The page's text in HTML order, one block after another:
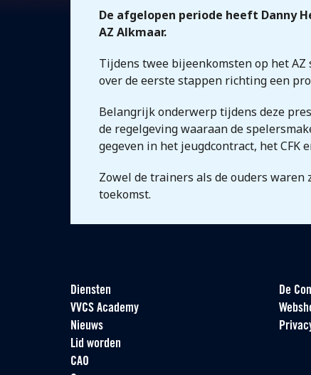
De afgelopen periode heeft Danny
AZ Alkmaar.
Tijdens twee bijeenkomsten op het AZ
over de eerste stappen richting een
Belangrijk onderwerp tijdens deze
de regelgeving waaraan de
gegeven in het jeugdcontract, het CFK
Zowel de trainers als de ouders
toekomst.
Diensten
VVCS Academy
Nieuws
Lid worden
CAO
De